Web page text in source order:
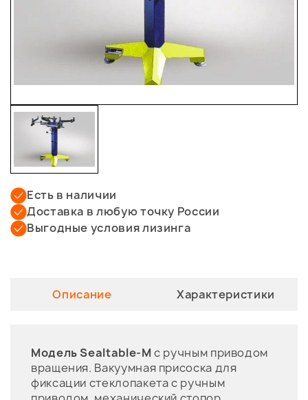
Есть в наличии
Доставка в любую точку России
Выгодные условия лизинга
Описание Характеристики
Модель Sealtable-Mс ручным приводом
вращения. Вакуумная присоска для
фиксации стеклопакета с ручным